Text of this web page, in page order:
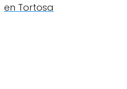
en Tortosa